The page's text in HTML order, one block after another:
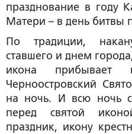
празднование в году
Матери – в день битвы
По традиции,
ставшего и днем
икона
Черноостровский
на ночь. И всю ночь
перед святой
праздник, икону